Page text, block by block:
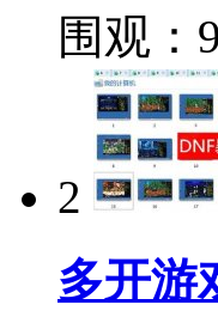
围观：
2
多开游